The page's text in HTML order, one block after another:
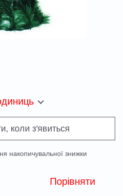
коли з'явиться
накопичувальної знижки
Порівняти